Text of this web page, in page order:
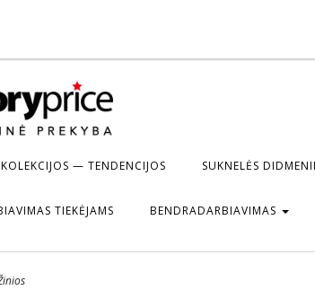
— TENDENCIJOS SUKNELĖS
TIEKĖJAMS BENDRADARBIAVIMAS